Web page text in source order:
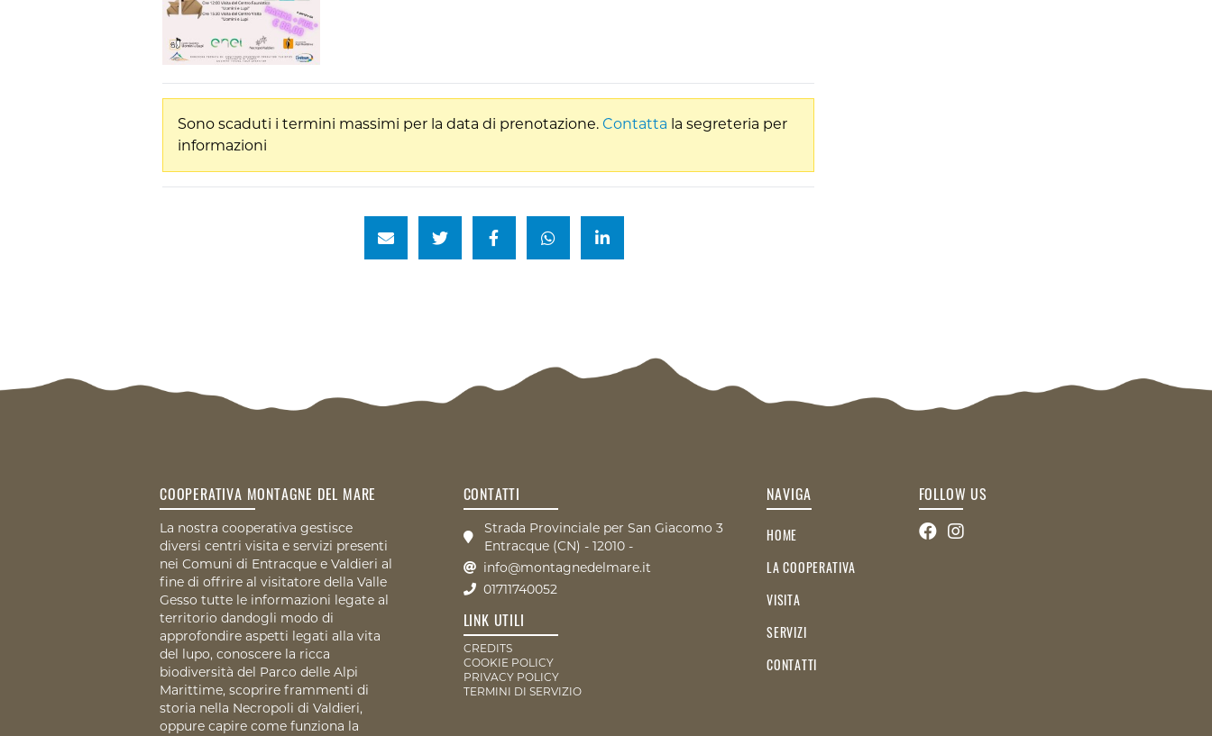
Sono scaduti i termini massimi per la data di prenotazione. Contatta la segreteria per
informazioni
COOPERATIVA MONTAGNE DEL MARE
La nostra cooperativa gestisce
diversi centri visita e servizi presenti
nei Comuni di Entracque e Valdieri al
fine di offrire al visitatore della Valle
Gesso tutte le informazioni legate al
territorio dandogli modo di
approfondire aspetti legati alla vita
del lupo, conoscere la ricca
biodiversità del Parco delle Alpi
Marittime, scoprire frammenti di
storia nella Necropoli di Valdieri,
oppure capire come funziona la
CONTATTI
Strada Provinciale per San Giacomo 3
Entracque (CN) - 12010 -
info@montagnedelmare.it
01711740052
LINK UTILI
CREDITS
COOKIE POLICY
PRIVACY POLICY
TERMINI DI SERVIZIO
NAVIGA
HOME
LA COOPERATIVA
VISITA
SERVIZI
CONTATTI
FOLLOW US